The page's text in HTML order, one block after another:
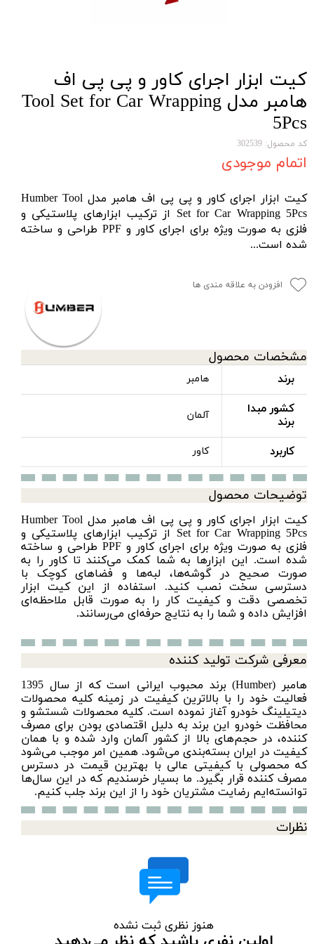
کیت ابزار اجرای کاور و پی پی اف
هامبر مدل Tool Set for Car Wrapping
5Pcs
کد محصول: 302539
اتمام موجودی
کیت ابزار اجرای کاور و پی پی اف هامبر مدل Humber Tool
Set for Car Wrapping 5Pcs از ترکیب ابزارهای پلاستیکی و
فلزی به صورت ویژه برای اجرای کاور و PPF طراحی و ساخته
شده است...
افزودن به علاقه مندی ها
مشخصات محصول
برند هامبر
کشور مبدا
برند
آلمان
کاربرد کاور
توضیحات محصول
کیت ابزار اجرای کاور و پی پی اف هامبر مدل Humber Tool
Set for Car Wrapping 5Pcs از ترکیب ابزارهای پلاستیکی و
فلزی به صورت ویژه برای اجرای کاور و PPF طراحی و ساخته
شده است. این ابزارها به شما کمک می‌کنند تا کاور را به
صورت صحیح در گوشه‌ها، لبه‌ها و فضاهای کوچک با
دسترسی سخت نصب کنید. استفاده از این کیت ابزار
تخصصی دقت و کیفیت کار را به صورت قابل ملاحظه‌ای
افزایش داده و شما را به نتایج حرفه‌ای می‌رسانند.
معرفی شرکت تولید کننده
هامبر (Humber) برند محبوب ایرانی است که از سال 1395
فعالیت خود را با بالاترین کیفیت در زمینه کلیه محصولات
دیتیلینگ خودرو آغاز نموده است. کلیه محصولات شستشو و
محافظت خودرو این برند به دلیل اقتصادی بودن برای مصرف
کننده، در حجم‌های بالا از کشور آلمان وارد شده و با همان
کیفیت در ایران بسته‌بندی می‌شود. همین امر موجب می‌شود
که محصولی با کیفیتی عالی با بهترین قیمت در دسترس
مصرف کننده قرار بگیرد. ما بسیار خرسندیم که در این سال‌ها
توانسته‌ایم رضایت مشتریان خود را از این برند جلب کنیم.
نظرات
هنوز نظری ثبت نشده